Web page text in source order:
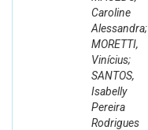
Caroline
Alessandra;
MORETTI,
Vinícius;
SANTOS,
Isabelly
Pereira
Rodrigues